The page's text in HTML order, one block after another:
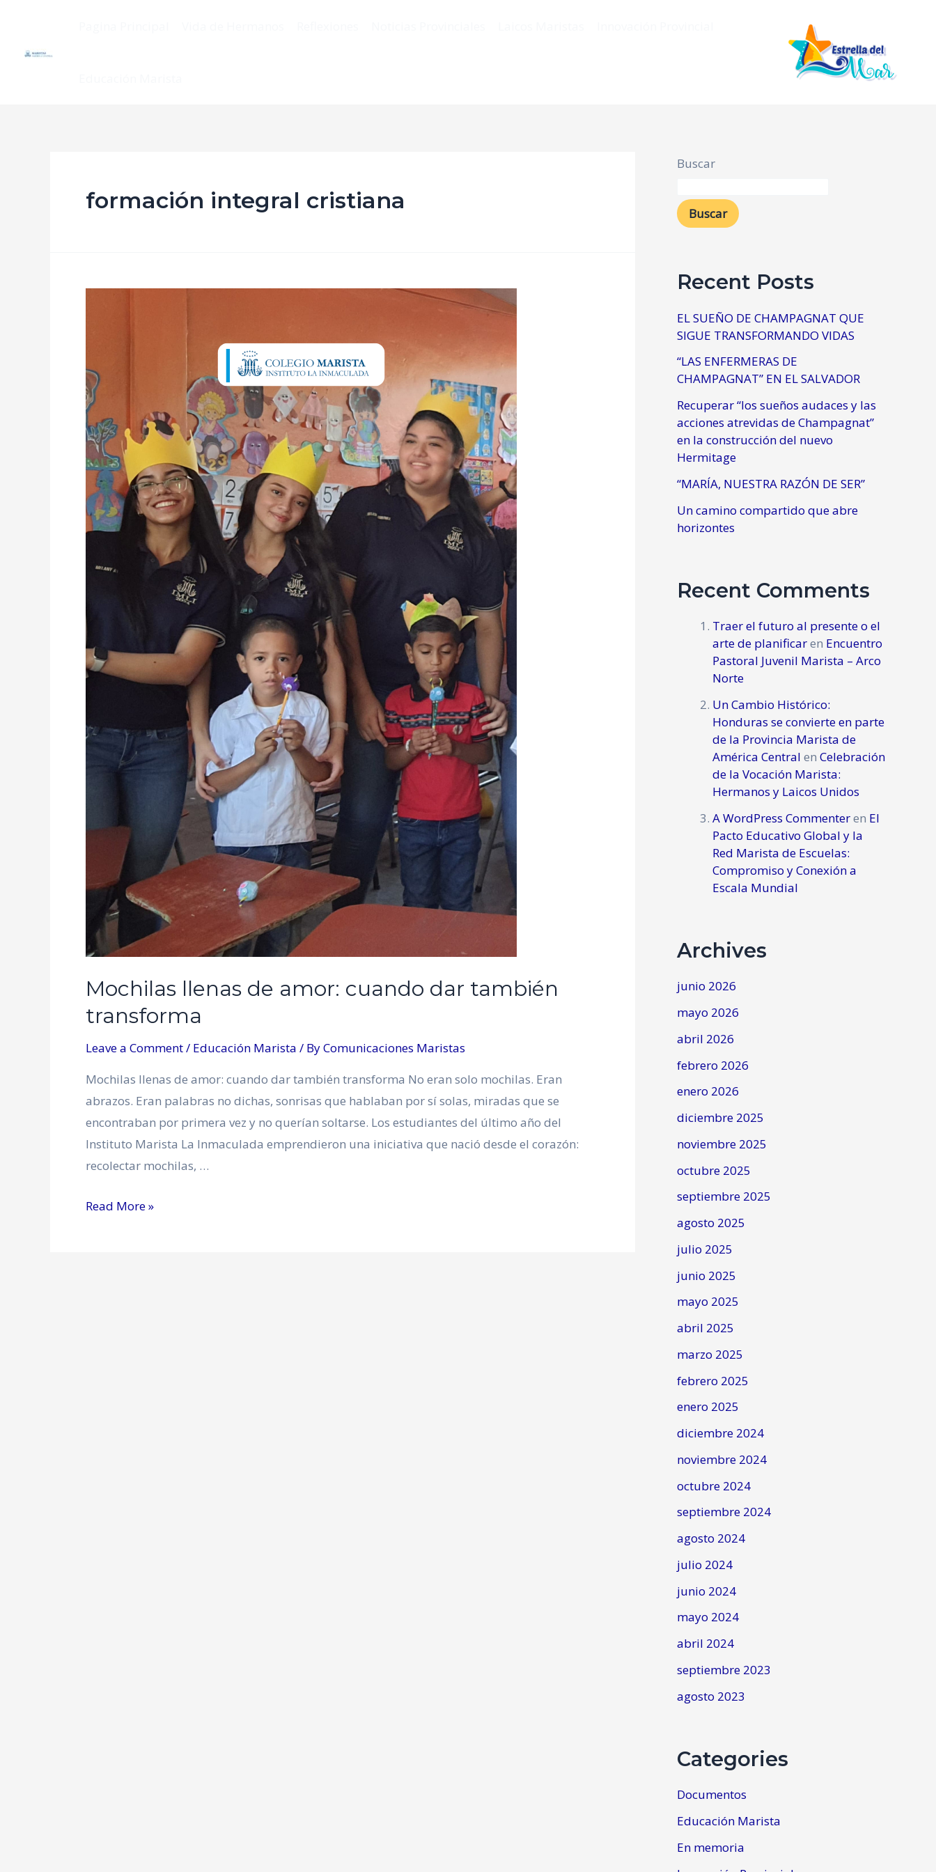
formación integral cristiana
Mochilas llenas de amor: cuando dar también
transforma
Leave a Comment/ Educación Marista / ByComunicaciones Maristas
Mochilas llenas de amor: cuando dar también transforma No eran solo mochilas. Eran
abrazos. Eran palabras no dichas, sonrisas que hablaban por sí solas, miradas que se
encontraban por primera vez y no querían soltarse. Los estudiantes del último año del
Instituto Marista La Inmaculada emprendieron una iniciativa que nació desde el corazón:
recolectar mochilas, …
Read More »
Buscar
Buscar
Recent Posts
EL SUEÑO DE CHAMPAGNAT QUE
SIGUE TRANSFORMANDO VIDAS
“LAS ENFERMERAS DE
CHAMPAGNAT” EN EL SALVADOR
Recuperar “los sueños audaces y las
acciones atrevidas de Champagnat”
en la construcción del nuevo
Hermitage
“MARÍA, NUESTRA RAZÓN DE SER”
Un camino compartido que abre
horizontes
Recent Comments
Traer el futuro al presente o el
arte de planificaren Encuentro
Pastoral Juvenil Marista – Arco
Norte
Un Cambio Histórico:
Honduras se convierte en parte
de la Provincia Marista de
América Central en Celebración
de la Vocación Marista:
Hermanos y Laicos Unidos
A WordPress Commenteren El
Pacto Educativo Global y la
Red Marista de Escuelas:
Compromiso y Conexión a
Escala Mundial
Archives
junio 2026
mayo 2026
abril 2026
febrero 2026
enero 2026
diciembre 2025
noviembre 2025
octubre 2025
septiembre 2025
agosto 2025
julio 2025
junio 2025
mayo 2025
abril 2025
marzo 2025
febrero 2025
enero 2025
diciembre 2024
noviembre 2024
octubre 2024
septiembre 2024
agosto 2024
julio 2024
junio 2024
mayo 2024
abril 2024
septiembre 2023
agosto 2023
Categories
Documentos
Educación Marista
En memoria